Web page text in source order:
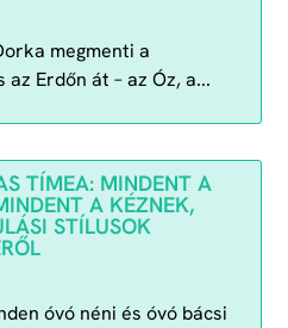
megmenti a
Erdőn át – az Óz, a...
TÍMEA: MINDENT A
A KÉZNEK,
STÍLUSOK
óvó néni és óvó bácsi